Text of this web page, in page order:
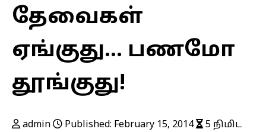
தேவைகள்
ஏங்குது… பணமோ
தூங்குது!
admin Published: February 15, 2014
5 நிமிட